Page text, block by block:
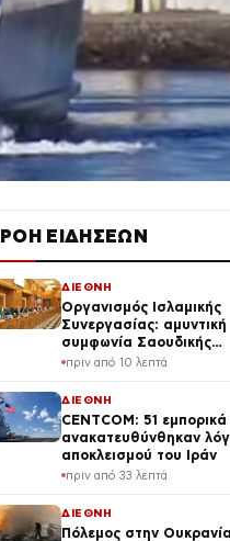
ΡΟΗ ΕΙΔΗΣΕΩΝ
ΔΙΕΘΝΗ
Οργανισμός Ισλαμικής
Συνεργασίας: αμυντική
συμφωνία Σαουδικής
Αραβίας, Τουρκίας και
ασφάλειας»
πριν από 10 λεπτά
ΔΙΕΘΝΗ
CENTCOM: 51 εμπορικά
ανακατευθύνθηκαν
αποκλεισμού του Ιράν
πριν από 33 λεπτά
ΔΙΕΘΝΗ
Πόλεμος στην